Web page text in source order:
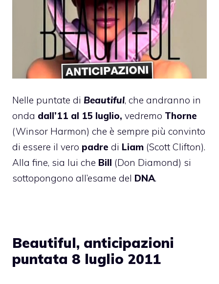
Nelle puntate di Beautiful, che andranno in
onda dall’11 al 15 luglio, vedremo Thorne
(Winsor Harmon) che è sempre più convinto
di essere il vero padre di Liam (Scott Clifton).
Alla fine, sia lui che Bill (Don Diamond) si
sottopongono all’esame del DNA.
Beautiful, anticipazioni
puntata 8 luglio 2011